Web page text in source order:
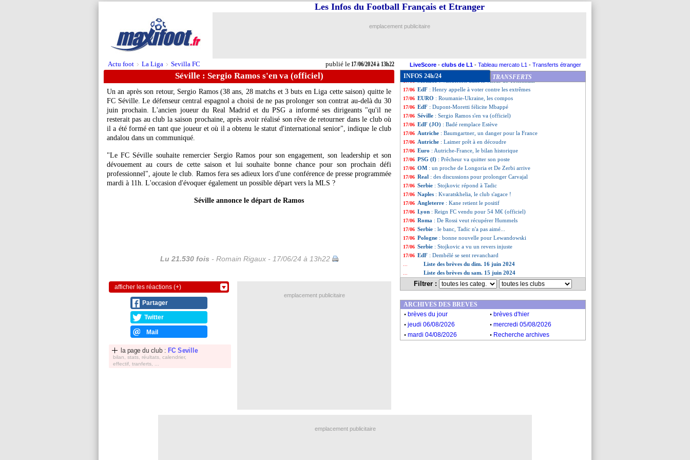
Actu foot > La Liga > Sevilla FC publié le17/06/2024 à 13h22
Les Infos du Football Français et Etranger
emplacement publicitaire
LiveScore - clubs de L1 - Tableau mercato L1 - Transferts étranger
Séville : Sergio Ramos s'en va (officiel)
Un an après son retour, Sergio Ramos(38 ans, 28 matchs et 3 buts en Liga cette saison) quitte le
FC Séville. Le défenseur central espagnol a choisi de ne pas prolonger son contrat au-delà du 30
juin prochain. L'ancien joueur du Real Madrid et du PSG a informé ses dirigeants "qu'il ne
resterait pas au club la saison prochaine, après avoir réalisé son rêve de retourner dans le club où
il a été formé en tant que joueur et où il a obtenu le statut d'international senior", indique le club
andalou dans un communiqué.
"Le FC Séville souhaite remercier Sergio Ramos pour son engagement, son leadership et son
dévouement au cours de cette saison et lui souhaite bonne chance pour son prochain défi
professionnel", ajoute le club. Ramos fera ses adieux lors d'une conférence de presse programmée
mardi à 11h. L'occasion d'évoquer également un possible départ vers la MLS ?
Séville annonce le départ de Ramos
Lu 21.530 fois - Romain Rigaux - 17/06/24 à 13h22
afficher les réactions (+)
Partager
Twitter
Mail
la page du club : FC Seville
bilan, stats, réultats, calendrier,
effectif, tranferts, ...
INFOS 24h/24 TRANSFERTS
17/06 Celtic: prix fixé pour O'Riley
17/06 EURO: le classement du groupe E (Belgique)
17/06 EURO
17/06 Dortmund: Can heureux pour Sahin
17/06 EdF: Deschamps ne pense pas aux records
: Vanderson dans le viseur de Tottenham
17/06 EdF : Henry appelle à voter contre les extrêmes
17/06 EURO : Roumanie-Ukraine, les compos
17/06 EdF : Dupont-Moretti félicite Mbappé
17/06 Séville : Sergio Ramos s'en va (officiel)
17/06 EdF (JO) : Badé remplace Estève
17/06 Autriche : Baumgartner, un danger pour la France
17/06 Autriche : Laimer prêt à en découdre
17/06 Euro : Autriche-France, le bilan historique
17/06 PSG (f) : Prêcheur va quitter son poste
17/06 OM : un proche de Longoria et De Zerbi arrive
17/06 Real : des discussions pour prolonger Carvajal
17/06 Serbie : Stojkovic répond à Tadic
17/06 Naples : Kvaratskhelia, le club s'agace !
17/06 Angleterre : Kane retient le positif
17/06 Lyon : Reign FC vendu pour 54 M€ (officiel)
17/06 Roma : De Rossi veut récupérer Hummels
17/06 Serbie : le banc, Tadic n'a pas aimé...
17/06 Pologne : bonne nouvelle pour Lewandowski
17/06 Serbie : Stojkovic a vu un revers injuste
17/06 EdF : Dembélé se sent revanchard
Liste des brèves du dim. 16 juin 2024
Liste des brèves du sam. 15 juin 2024
Filtrer :
emplacement publicitaire
ARCHIVES DES BREVES
. brèves du jour . brèves d'hier
. jeudi 06/08/2026 . mercredi 05/08/2026
. mardi 04/08/2026 . Recherche archives
emplacement publicitaire